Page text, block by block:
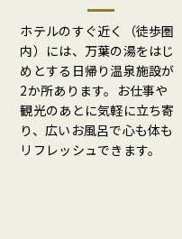
ホテルのすぐ近く（徒歩圏
内）には、万葉の湯をはじ
めとする日帰り温泉施設が
2か所あります。お仕事や
観光のあとに気軽に立ち寄
り、広いお風呂で心も体も
リフレッシュできます。